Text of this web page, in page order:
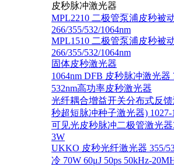
皮秒脉冲激光器
​MPL2210 二极管泵浦皮秒被
266/355/532/1064nm
MPL1510 二极管泵浦皮秒被
266/355/532/1064nm
固体皮秒激光器
1064nm DFB 皮秒脉冲激光器
532nm高功率皮秒激光器
光纤耦合增益开关分布式反
秒超短脉冲种子激光器) 1027-
可见光皮秒脉冲二极管激光器
3W
UKKO 皮秒光纤激光器 355/
冷 70W 60μJ 50ps 50kHz-